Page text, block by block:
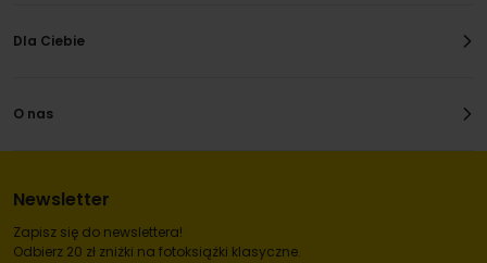
Dla Ciebie
O nas
Newsletter
Zapisz się do newslettera!
Odbierz 20 zł zniżki na fotoksiążki klasyczne.